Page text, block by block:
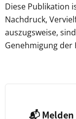
Diese Publikation
Nachdruck,
auszugsweise,
Genehmigung der
📬 Melden